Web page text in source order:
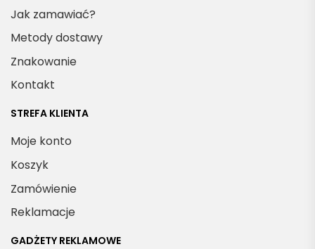
Jak zamawiać?
Metody dostawy
Znakowanie
Kontakt
STREFA KLIENTA
Moje konto
Koszyk
Zamówienie
Reklamacje
GADŻETY REKLAMOWE